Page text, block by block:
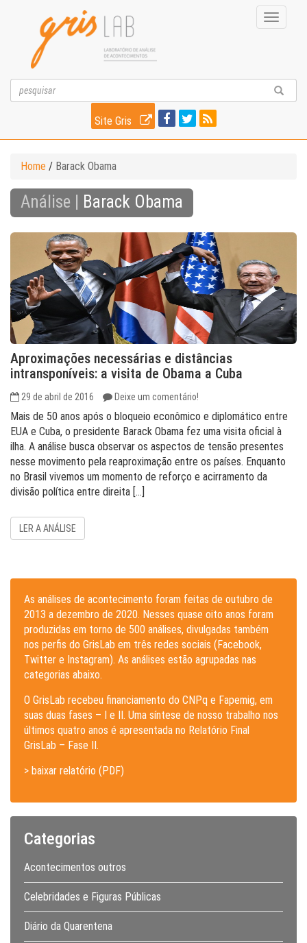
Toggle
Site Gris
Home / Barack Obama
Análise | Barack Obama
Aproximações necessárias e distâncias
intransponíveis: a visita de Obama a Cuba
29 de abril de 2016 Deixe um comentário!
Mais de 50 anos após o bloqueio econômico e diplomático entre
EUA e Cuba, o presidente Barack Obama fez uma visita oficial à
ilha. A análise busca observar os aspectos de tensão presentes
nesse movimento pela reaproximação entre os países. Enquanto
no Brasil vivemos um momento de reforço e acirramento da
divisão política entre direita […]
LER A ANÁLISE
As análises de acontecimento foram feitas de outubro de
2013 a dezembro de 2020. Nesses quase oito anos foram
produzidas em torno de 500 análises, divulgadas também
nos perfis do GrisLab em três redes sociais (Facebook,
Twitter e Instagram). As análises estão agrupadas nas
categorias abaixo.
O GrisLab recebeu financiamento do CNPq e Fapemig, em
suas duas fases – I e II. Uma síntese de nosso trabalho nos
últimos quatro anos é apresentada no Relatório Final
GrisLab – Fase II.
> baixar relatório (PDF)
Categorias
Acontecimentos outros
Celebridades e Figuras Públicas
Diário da Quarentena